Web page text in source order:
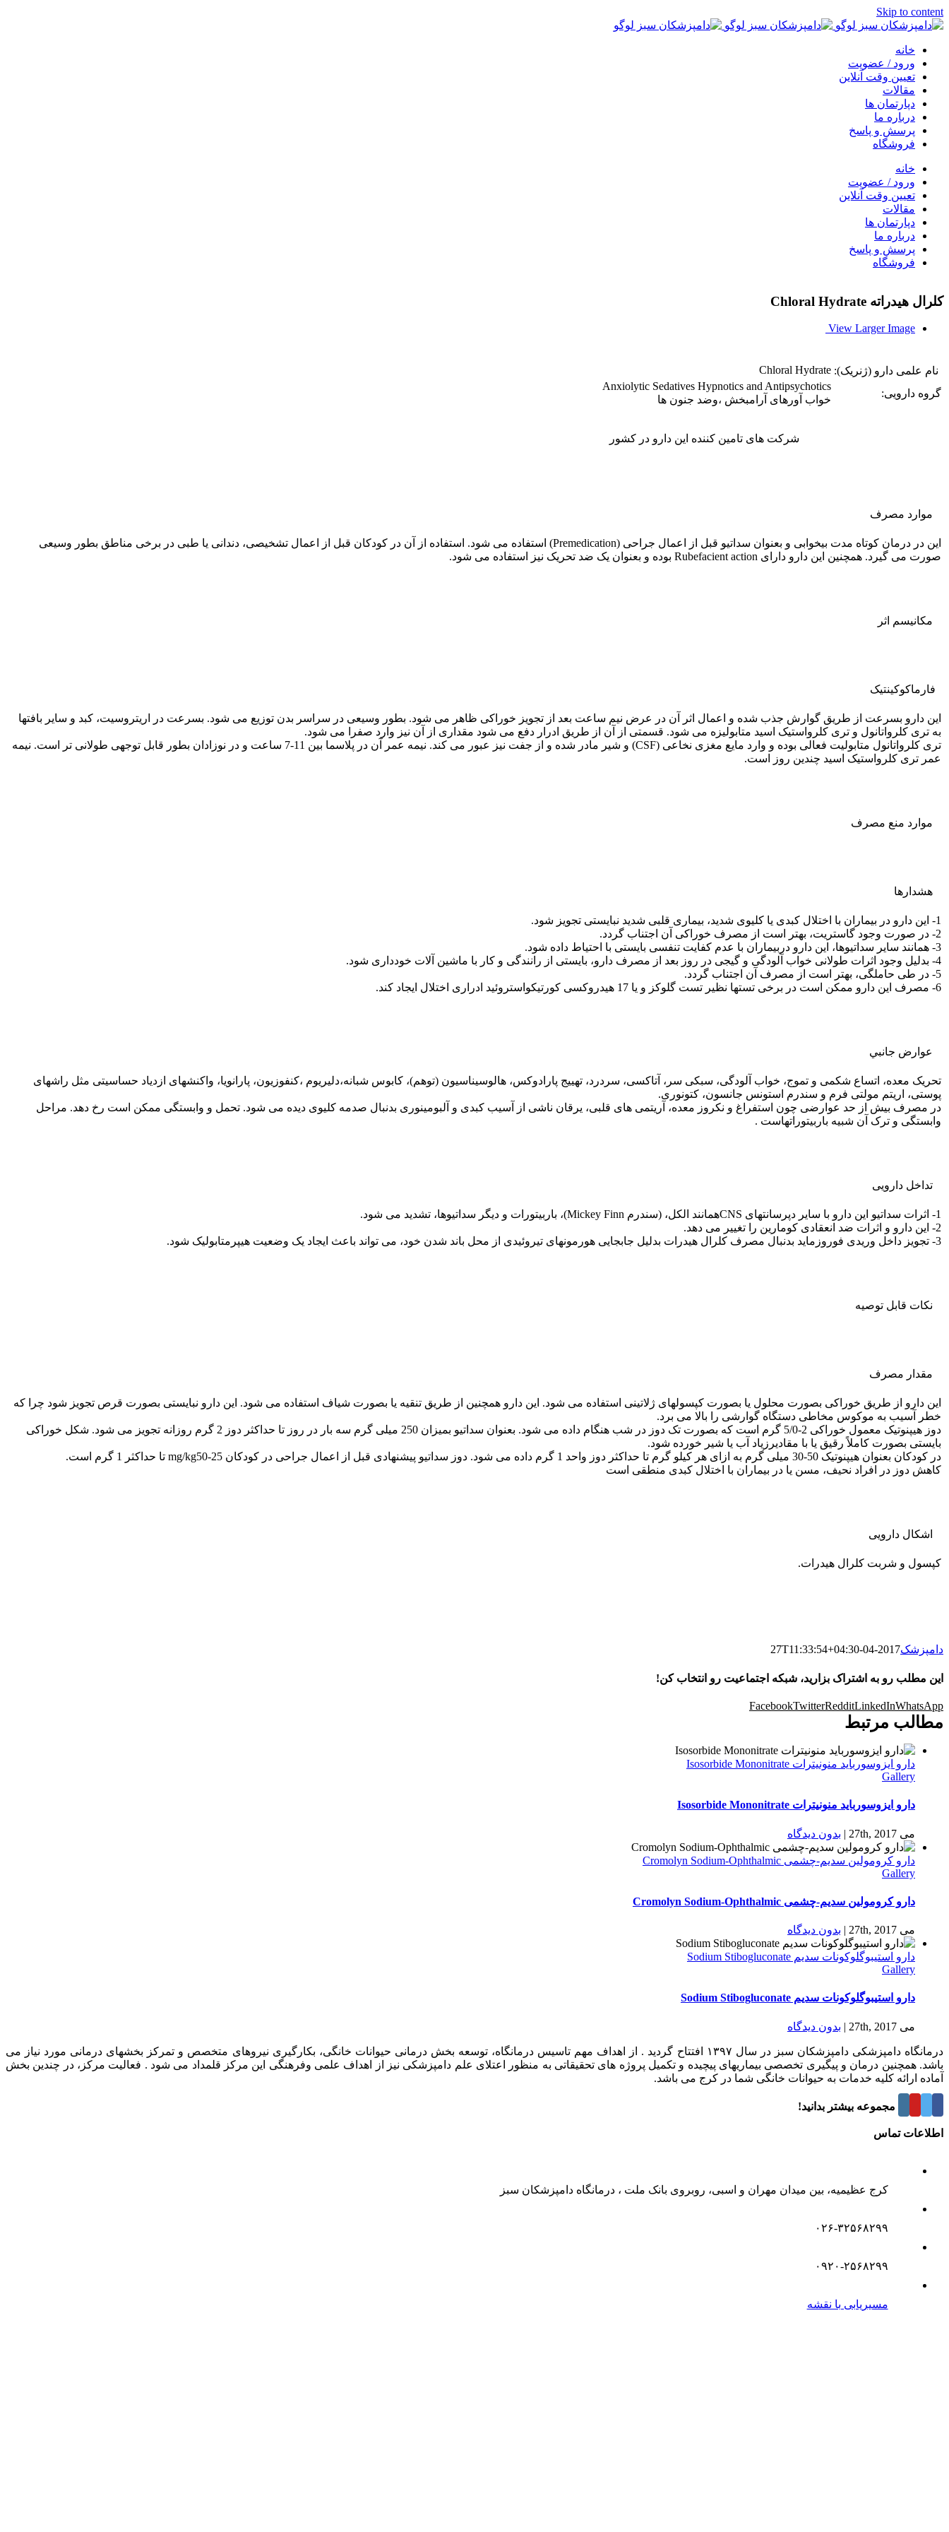
Skip to content
خانه
ورود / عضویت
تعیین وقت آنلاین
مقالات
دپارتمان ها
درباره ما
پرسش و پاسخ
فروشگاه
خانه
ورود / عضویت
تعیین وقت آنلاین
مقالات
دپارتمان ها
درباره ما
پرسش و پاسخ
فروشگاه
کلرال هیدراته Chloral Hydrate
View Larger Image
نام علمی دارو (ژنریک): Chloral Hydrate
گروه دارویی:
Anxiolytic Sedatives Hypnotics and Antipsychotics
خواب آورهای آرامبخش ،وضد جنون ها
شرکت های تامین کننده این دارو در کشور
موارد مصرف
این در درمان کوتاه مدت بیخوابی و بعنوان سداتیو قبل از اعمال جراحی (Premedication) استفاده می شود. استفاده از آن در کودکان قبل از اعمال تشخیصی، دندانی یا طبی در برخی مناطق بطور وسیعی
صورت می گیرد. همچنین این دارو دارای Rubefacient action بوده و بعنوان یک ضد تحریک نیز استفاده می شود.
مکانیسم اثر
فارماکوکينتيک
این دارو بسرعت از طریق گوارش جذب شده و اعمال اثر آن در عرض نیم ساعت بعد از تجویز خوراکی ظاهر می شود. بطور وسیعی در سراسر بدن توزیع می شود. بسرعت در اریتروسیت، کبد و سایر بافتها
به تری کلرواتانول و تری کلرواستیک اسید متابولیزه می شود. قسمتی از آن از طریق ادرار دفع می شود مقداری از آن نیز وارد صفرا می شود.
تری کلرواتانول متابولیت فعالی بوده و وارد مایع مغزی نخاعی (CSF) و شیر مادر شده و از جفت نیز عبور می کند. نیمه عمر آن در پلاسما بین 11-7 ساعت و در نوزادان بطور قابل توجهی طولانی تر است. نیمه
عمر تری کلرواستیک اسید چندین روز است.
موارد منع مصرف
هشدارها
1- این دارو در بیماران با اختلال کبدی یا کلیوی شدید، بیماری قلبی شدید نبایستی تجویز شود.
2- در صورت وجود گاستریت، بهتر است از مصرف خوراکی آن اجتناب گردد.
3- همانند سایر سداتیوها، این دارو دربیماران با عدم کفایت تنفسی بایستی با احتیاط داده شود.
4- بدلیل وجود اثرات طولانی خواب آلودگی و گیجی در روز بعد از مصرف دارو، بایستی از رانندگی و کار با ماشین آلات خودداری شود.
5- در طی حاملگی، بهتر است از مصرف آن اجتناب گردد.
6- مصرف این دارو ممکن است در برخی تستها نظیر تست گلوکز و یا 17 هیدروکسی کورتیکواستروئید ادراری اختلال ایجاد کند.
عوارض جانبي
تحریک معده، اتساع شکمی و تموج، خواب آلودگی، سبکی سر، آتاکسی، سردرد، تهییج پارادوکس، هالوسیناسیون (توهم)، کابوس شبانه،دلیریوم ،کنفوزیون، پارانویا، واکنشهای ازدیاد حساسیتی مثل راشهای
پوستی، اریتم مولتی فرم و سندرم استونس جانسون، کتونوری.
در مصرف بیش از حد عوارضی چون استفراغ و نکروز معده، آریتمی های قلبی، یرقان ناشی از آسیب کبدی و آلبومینوری بدنبال صدمه کلیوی دیده می شود. تحمل و وابستگی ممکن است رخ دهد. مراحل
وابستگی و ترک آن شبیه باربیتوراتهاست .
تداخل دارویی
1- اثرات سداتیو این دارو با سایر دپرسانتهای CNSهمانند الکل، (سندرم Mickey Finn)، باربیتورات و دیگر سداتیوها، تشدید می شود.
2- این دارو و اثرات ضد انعقادی کومارین را تغییر می دهد.
3- تجویز داخل وریدی فوروزماید بدنبال مصرف کلرال هیدرات بدلیل جابجایی هورمونهای تیروئیدی از محل باند شدن خود، می تواند باعث ایجاد یک وضعیت هیپرمتابولیک شود.
نکات قابل توصيه
مقدار مصرف
این دارو از طریق خوراکی بصورت محلول یا بصورت کپسولهای ژلاتینی استفاده می شود. این دارو همچنین از طریق تنقیه یا بصورت شیاف استفاده می شود. این دارو نبایستی بصورت قرص تجویز شود چرا که
خطر آسیب به موکوس مخاطی دستگاه گوارشی را بالا می برد.
دوز هیپنوتیک معمول خوراکی 2-5/0 گرم است که بصورت تک دوز در شب هنگام داده می شود. بعنوان سداتیو بمیزان 250 میلی گرم سه بار در روز تا حداکثر دوز 2 گرم روزانه تجویز می شود. شکل خوراکی
بایستی بصورت کاملاً رقیق یا با مقادیرزیاد آب یا شیر خورده شود.
در کودکان بعنوان هیپنوتیک 50-30 میلی گرم به ازای هر کیلو گرم تا حداکثر دوز واحد 1 گرم داده می شود. دوز سداتیو پیشنهادی قبل از اعمال جراحی در کودکان mg/kg50-25 تا حداکثر 1 گرم است.
کاهش دوز در افراد نحیف، مسن یا در بیماران با اختلال کبدی منطقی است
اشکال دارویی
کپسول و شربت کلرال هیدرات.
دامپزشک2017-04-27T11:33:54+04:30
این مطلب رو به اشتراک بزارید، شبکه اجتماعیت رو انتخاب کن!
FacebookTwitterRedditLinkedInWhatsApp
مطالب مرتبط
دارو ایزوسورباید منونیترات Isosorbide Mononitrate
Gallery
دارو ایزوسورباید منونیترات Isosorbide Mononitrate
می 27th, 2017 | بدون ديدگاه
دارو كرومولين سدیم-چشمی Cromolyn Sodium-Ophthalmic
Gallery
دارو كرومولين سدیم-چشمی Cromolyn Sodium-Ophthalmic
می 27th, 2017 | بدون ديدگاه
دارو استیبوگلوکونات سدیم Sodium Stibogluconate
Gallery
دارو استیبوگلوکونات سدیم Sodium Stibogluconate
می 27th, 2017 | بدون ديدگاه
درمانگاه دامپزشکی دامپزشکان سبز در سال ۱۳۹۷ افتتاح گردید . از اهداف مهم تاسیس درمانگاه، توسعه بخش درمانی حیوانات خانگی، بکارگیری نیروهای متخصص و تمرکز بخشهای درمانی مورد نیاز می
باشد. همچنین درمان و پیگیری تخصصی بیماریهای پیچیده و تکمیل پروژه های تحقیقاتی به منظور اعتلای علم دامپزشکی نیز از اهداف علمی وفرهنگی این مرکز قلمداد می شود . فعالیت مرکز، در چندین بخش
آماده ارائه کلیه خدمات به حیوانات خانگی شما در کرج می باشد.
درباره این مجموعه بیشتر بدانید!
اطلاعات تماس
کرج عظیمیه، بین میدان مهران و اسبی، روبروی بانک ملت ، درمانگاه دامپزشکان سبز
۰۲۶-۳۲۵۶۸۲۹۹
۰۹۲۰-۲۵۶۸۲۹۹
مسیریابی با نقشه